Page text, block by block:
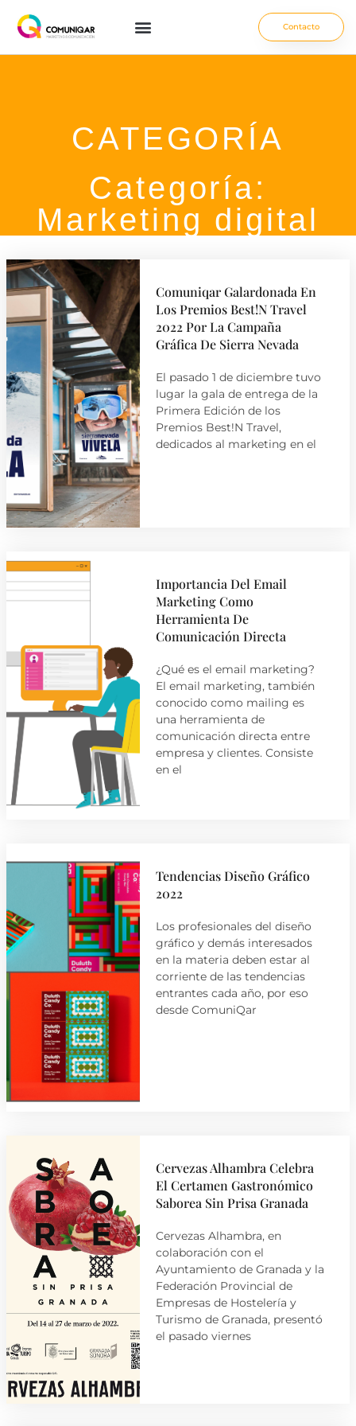
Contacto
CATEGORÍA
Categoría:
Marketing digital
Comuniqar Galardonada En
Los Premios Best!N Travel
2022 Por La Campaña
Gráfica De Sierra Nevada
El pasado 1 de diciembre tuvo
lugar la gala de entrega de la
Primera Edición de los
Premios Best!N Travel,
dedicados al marketing en el
Importancia Del Email
Marketing Como
Herramienta De
Comunicación Directa
¿Qué es el email marketing?
El email marketing, también
conocido como mailing es
una herramienta de
comunicación directa entre
empresa y clientes. Consiste
en el
Tendencias Diseño Gráfico
2022
Los profesionales del diseño
gráfico y demás interesados
en la materia deben estar al
corriente de las tendencias
entrantes cada año, por eso
desde ComuniQar
Cervezas Alhambra Celebra
El Certamen Gastronómico
Saborea Sin Prisa Granada
Cervezas Alhambra, en
colaboración con el
Ayuntamiento de Granada y la
Federación Provincial de
Empresas de Hostelería y
Turismo de Granada, presentó
el pasado viernes